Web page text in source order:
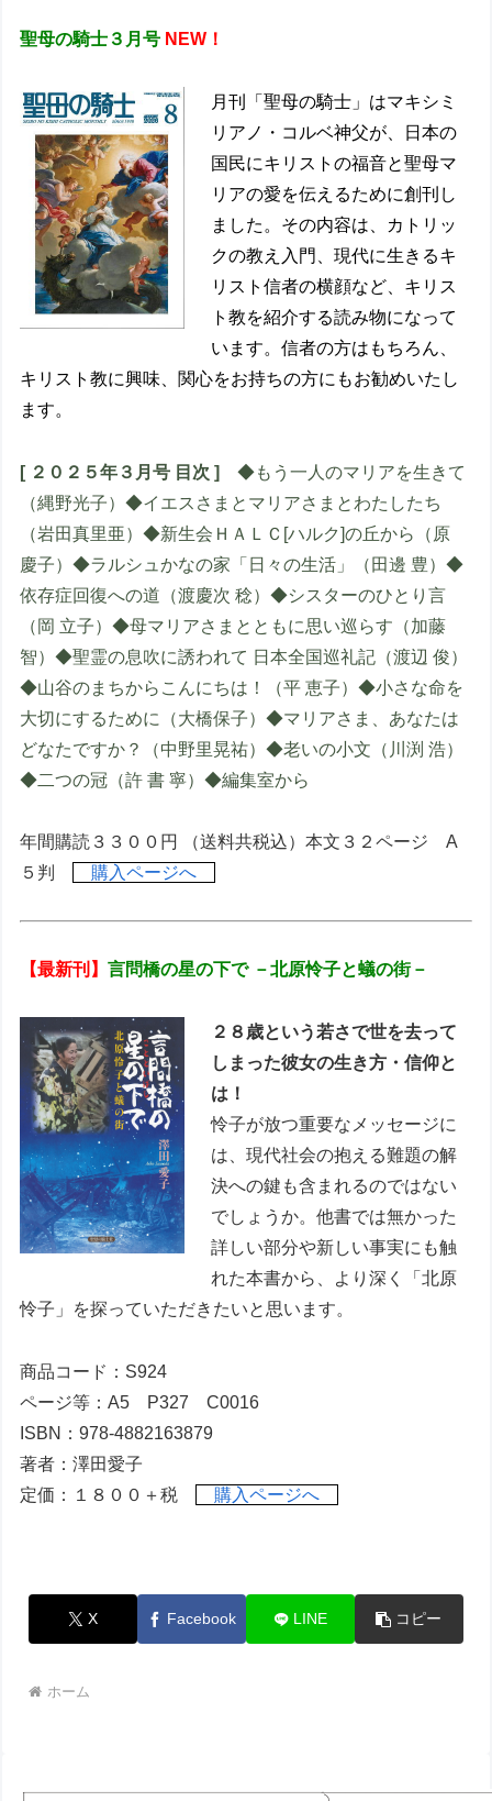
聖母の騎士３月号 NEW！
月刊「聖母の騎士」はマキシミ
リアノ・コルベ神父が、日本の
国民にキリストの福音と聖母マ
リアの愛を伝えるために創刊し
ました。その内容は、カトリッ
クの教え入門、現代に生きるキ
リスト信者の横顔など、キリス
ト教を紹介する読み物になって
います。信者の方はもちろん、
キリスト教に興味、関心をお持ちの方にもお勧めいたし
ます。
[ ２０２５年３月号 目次 ]◆もう一人のマリアを生きて
（縄野光子）◆イエスさまとマリアさまとわたしたち
（岩田真里亜）◆新生会ＨＡＬＣ[ハルク]の丘から（原
慶子）◆ラルシュかなの家「日々の生活」（田邊 豊）◆
依存症回復への道（渡慶次 稔）◆シスターのひとり言
（岡 立子）◆母マリアさまとともに思い巡らす（加藤
智）◆聖霊の息吹に誘われて 日本全国巡礼記（渡辺 俊）
◆山谷のまちからこんにちは！（平 恵子）◆小さな命を
大切にするために（大橋保子）◆マリアさま、あなたは
どなたですか？（中野里晃祐）◆老いの小文（川渕 浩）
◆二つの冠（許 書 寧）◆編集室から
年間購読３３００円 （送料共税込）本文３２ページ A
５判
購入ページへ
【最新刊】言問橋の星の下で －北原怜子と蟻の街－
２８歳という若さで世を去って
しまった彼女の生き方・信仰と
は！
怜子が放つ重要なメッセージに
は、現代社会の抱える難題の解
決への鍵も含まれるのではない
でしょうか。他書では無かった
詳しい部分や新しい事実にも触
れた本書から、より深く「北原
怜子」を探っていただきたいと思います。
商品コード：S924
ページ等：A5 P327 C0016
ISBN：978-4882163879
著者：澤田愛子
定価：１８００＋税
購入ページへ
X Facebook LINE コピー
ホーム